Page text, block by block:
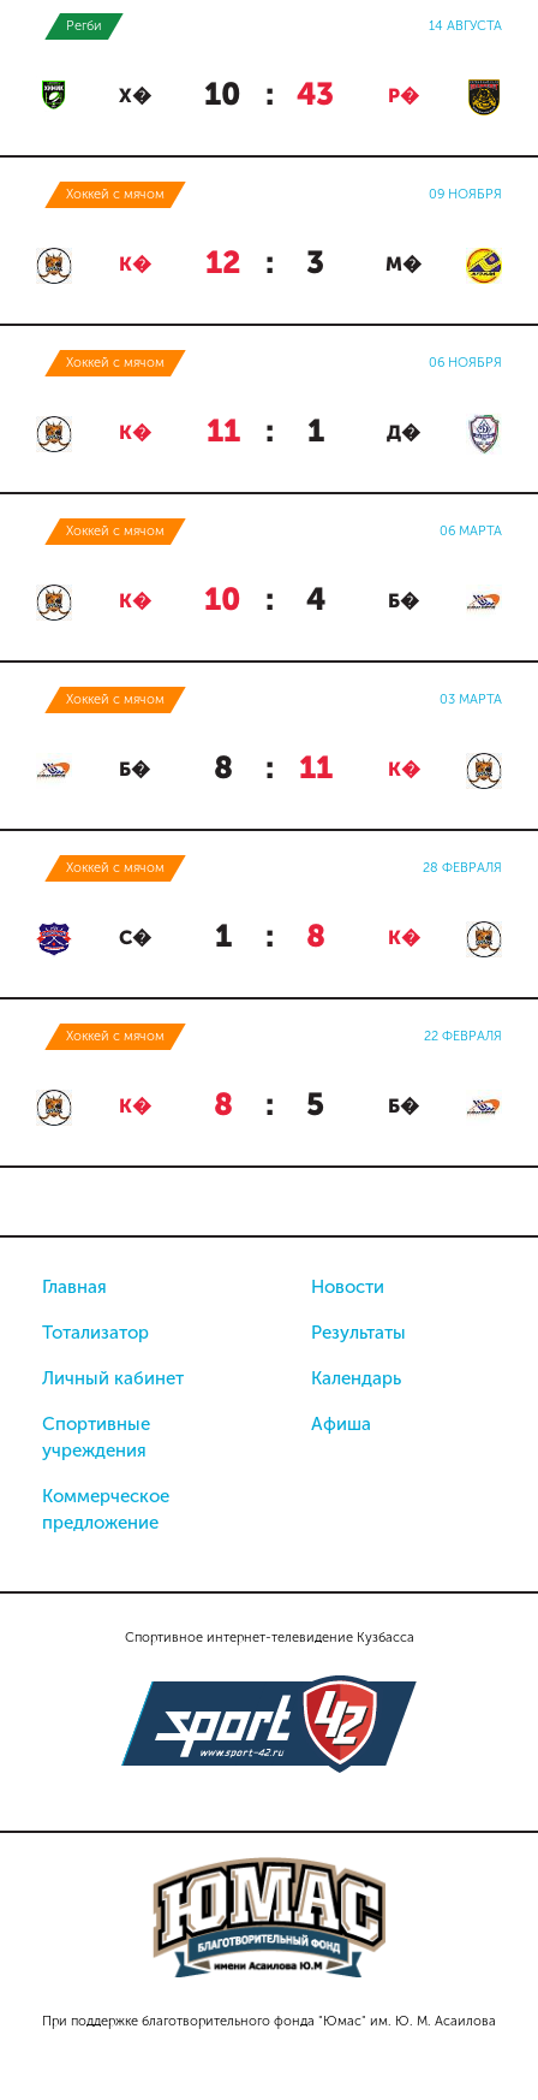
Регби 14 АВГУСТА
Х� 10 : 43 Р�
Хоккей с мячом 09 НОЯБРЯ
К� 12 : 3 М�
Хоккей с мячом 06 НОЯБРЯ
К� 11 : 1 Д�
Хоккей с мячом 06 МАРТА
К� 10 : 4 Б�
Хоккей с мячом 03 МАРТА
Б� 8 : 11 К�
Хоккей с мячом 28 ФЕВРАЛЯ
С� 1 : 8 К�
Хоккей с мячом 22 ФЕВРАЛЯ
К� 8 : 5 Б�
Спортивное интернет-телевидение Кузбасса
При поддержке благотворительного фонда "Юмас" им. Ю. М. Асаилова
Главная
Тотализатор
Личный кабинет
Спортивные
учреждения
Коммерческое
предложение
Новости
Результаты
Календарь
Афиша